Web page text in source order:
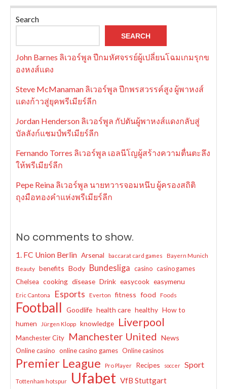
Search
SEARCH
John Barnes ลิเวอร์พูล ปีกมหัศจรรย์ผู้เปลี่ยนโฉมเกมรุกข
องหงส์แดง
Steve McManaman ลิเวอร์พูล ปีกพรสวรรค์สูง ผู้พาหงส์
แดงก้าวสู่ยุคพรีเมียร์ลีก
Jordan Henderson ลิเวอร์พูล กัปตันผู้พาหงส์แดงกลับสู่
บัลลังก์แชมป์พรีเมียร์ลีก
Fernando Torres ลิเวอร์พูล เอลนีโญผู้สร้างความตื่นตะลึง
ให้พรีเมียร์ลีก
Pepe Reina ลิเวอร์พูล นายทวารจอมหนึบ ผู้ครองสถิติ
ถุงมือทองคำแห่งพรีเมียร์ลีก
No comments to show.
1. FC Union Berlin Arsenal baccarat card games
Bayern Munich
Beauty
benefits Body Bundesliga casino casino games
Chelsea cooking disease Drink easycook easymenu
Eric Cantona Esports Everton fitness food Foods
Football Goodlife health care healthy How to
humen
Jürgen Klopp knowledge Liverpool
Manchester City Manchester United News
Online casino online casino games Online casinos
Premier League Pro Player Recipes soccer Sport
Tottenham hotspur Ufabet VfB Stuttgart